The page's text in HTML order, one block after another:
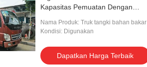
Kapasitas Pemuatan Dengan
Nama Produk: Truk tangki bahan bakar
Kondisi: Digunakan
Dapatkan Harga Terbaik